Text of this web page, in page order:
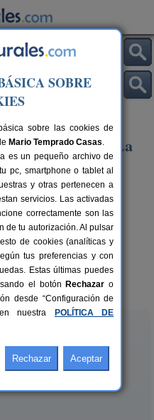
Villagarcia de La
6-8+2 pers.
desde31 €
(Badajoz)
SOBRE
sobre las cookies de
Mario Temprado Casas.
es un pequeño archivo de
pc, smartphone o tablet al
y otras pertenecen a
servicios. Las activadas
correctamente son las
de tu autorización. Al pulsar
de cookies (analíticas y
tus preferencias y con
Estas últimas puedes
el botón Rechazar o
desde “Configuración de
nuestra
POLÍTICA DE